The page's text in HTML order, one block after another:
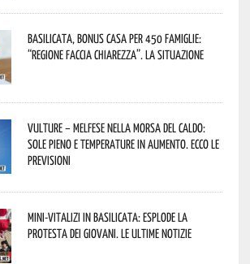
Basilicata, Bonus casa per 450 famiglie:
“Regione faccia chiarezza”. La situazione
Vulture – melfese nella morsa del caldo:
sole pieno e temperature in aumento. Ecco le
previsioni
Mini-vitalizi in Basilicata: esplode la
protesta dei giovani. Le ultime notizie